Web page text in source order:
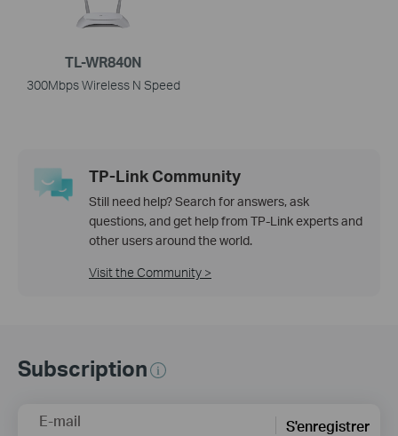
TL-WR840N
300Mbps Wireless N Speed
TP-Link Community
Still need help? Search for answers, ask
questions, and get help from TP-Link experts and
other users around the world.
Visit the Community >
Subscription
E-mail S'enregistrer